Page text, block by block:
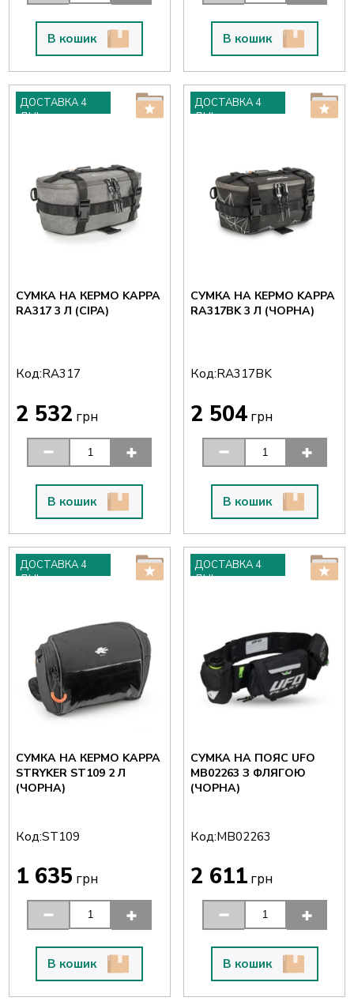
В кошик В кошик
ДОСТАВКА 4
ДНІ
СУМКА НА КЕРМО KAPPA
RA317 3 Л (СІРА)
Код:RA317
2 532 грн
В кошик
ДОСТАВКА 4
ДНІ
СУМКА НА КЕРМО KAPPA
RA317BK 3 Л (ЧОРНА)
Код:RA317BK
2 504 грн
В кошик
ДОСТАВКА 4
ДНІ
СУМКА НА КЕРМО KAPPA
STRYKER ST109 2 Л
(ЧОРНА)
Код:ST109
1 635 грн
В кошик
ДОСТАВКА 4
ДНІ
СУМКА НА ПОЯС UFO
MB02263 З ФЛЯГОЮ
(ЧОРНА)
Код:MB02263
2 611 грн
В кошик